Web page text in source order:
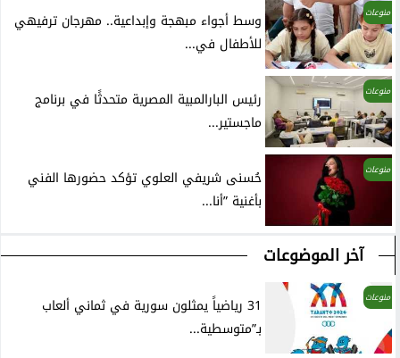
منوعات
وسط أجواء مبهجة وإبداعية.. مهرجان ترفيهي
للأطفال في...
منوعات
رئيس البارالمبية المصرية متحدثًا في برنامج
ماجستير...
منوعات
حُسنى شريفي العلوي تؤكد حضورها الفني
بأغنية ”أنا...
آخر الموضوعات
منوعات
31 رياضياً يمثلون سورية في ثماني ألعاب
بـ”متوسطية...